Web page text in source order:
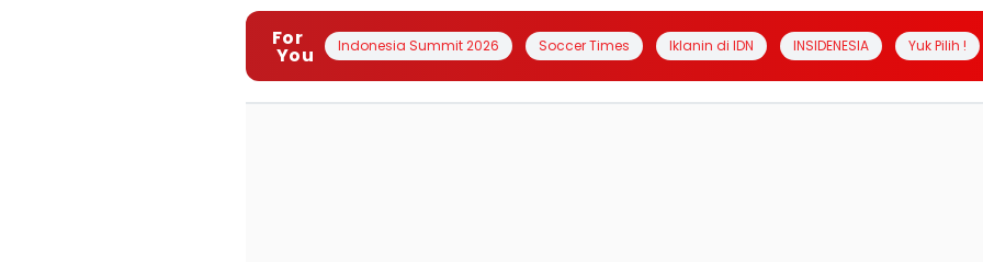
For
You Indonesia Summit 2026 Soccer Times Iklanin di IDN INSIDENESIA Yuk Pilih !